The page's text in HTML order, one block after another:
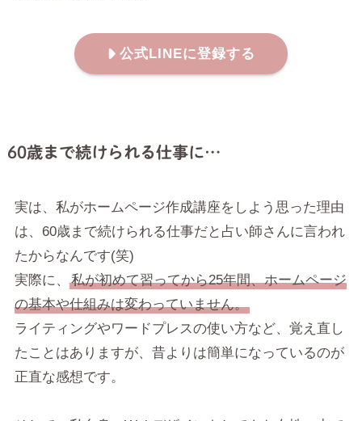
公式LINEに登録する
60歳まで続けられる仕事に…
実は、私がホームページ作成講座をしよう思った理由
は、60歳まで続けられる仕事だと占い師さんに言われ
たからなんです(笑)
実際に、
私が初めて習ってから25年間、ホームページ
の基本や仕組みは変わっていません。
ライティングやワードプレスの使い方など、覚え直し
たことはありますが、昔よりは簡単になっているのが
正直な感想です。